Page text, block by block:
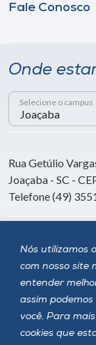
Nós utilizamos
com nosso site
entender
assim
você. Para
cookies que
Fale Conosco
Onde
Selecione o campus
Rua Getúlio
Joaçaba - SC -
Telefone (49)
Siga a